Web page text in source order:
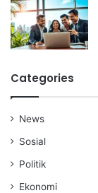
Categories
News
Sosial
Politik
Ekonomi